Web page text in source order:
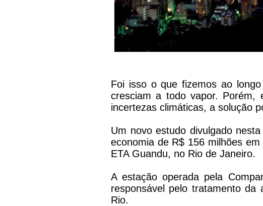
Foi isso o que fizemos ao
cresciam a todo vapor. Porém,
incertezas climáticas, a solução
Um novo estudo divulgado
economia de R$ 156 milhões
ETA Guandu, no Rio de Janeiro.
A estação operada pela
responsável pelo tratamento
Rio.